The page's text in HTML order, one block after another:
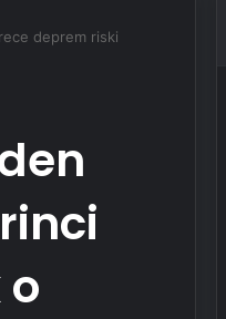
deprem riski